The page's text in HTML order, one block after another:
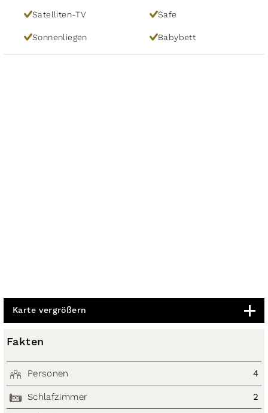
Satelliten-TV Safe
Sonnenliegen Babybett
Karte vergrößern
Fakten
Personen 4
Schlafzimmer 2